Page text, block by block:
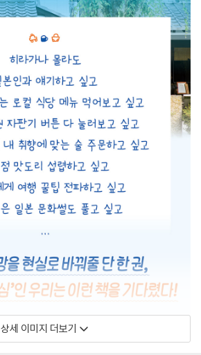
상세 이미지 더보기